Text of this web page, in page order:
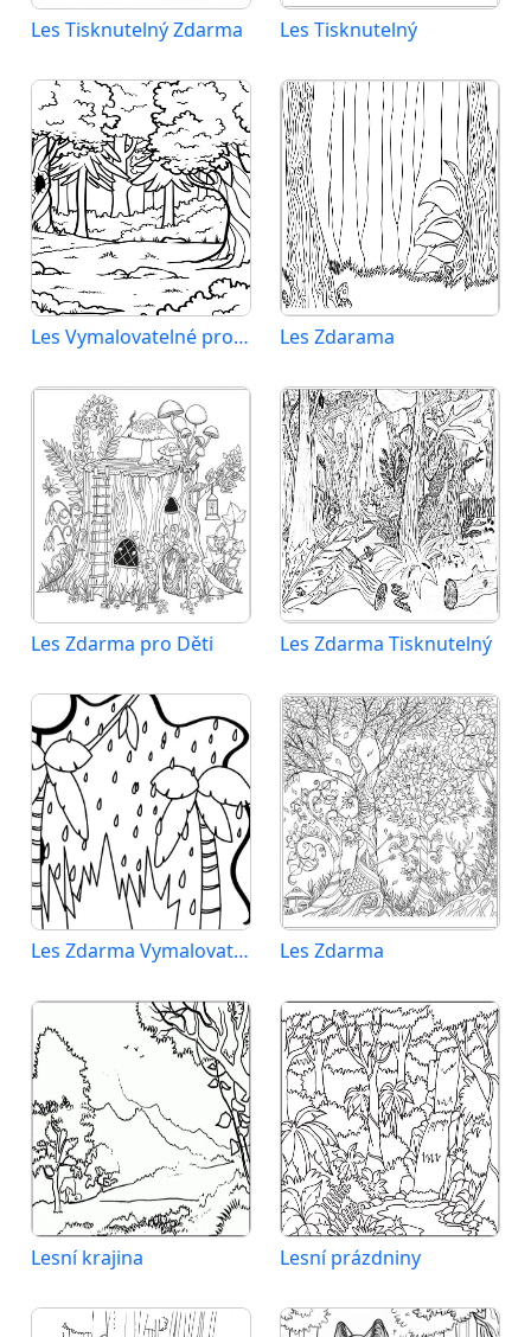
Les Tisknutelný Zdarma Les Tisknutelný
Les Vymalovatelné pro Děti Les Zdarama
Les Zdarma pro Děti Les Zdarma Tisknutelný
Les Zdarma Vymalovatelné Obrázek Les Zdarma
Lesní krajina Lesní prázdniny